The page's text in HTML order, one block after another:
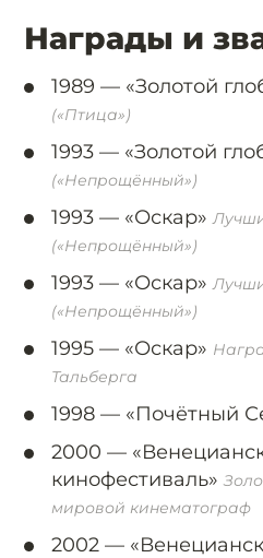
Награды и
1989 — «Золотой
(«Птица»)
1993 — «Золотой
(«Непрощённый»)
1993 — «Оскар»
(«Непрощённый»)
1993 — «Оскар»
(«Непрощённый»)
1995 — «Оскар»
Тальберга
1998 — «Почётный
2000 —
кинофестиваль»
мировой кинематограф
2002 —